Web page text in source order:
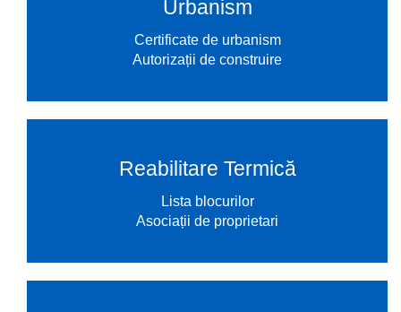
Urbanism
Certificate de urbanism
Autorizații de construire
Reabilitare Termică
Lista blocurilor
Asociații de proprietari